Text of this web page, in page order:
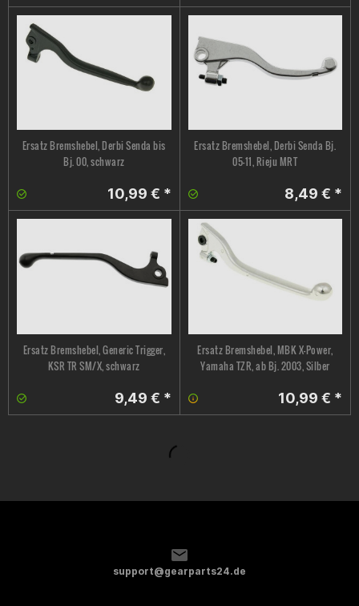
Ersatz Bremshebel, Derbi Senda bis
Bj. 00, schwarz
10,99 € *
Ersatz Bremshebel, Derbi Senda Bj.
05-11, Rieju MRT
8,49 € *
Ersatz Bremshebel, Generic Trigger,
KSR TR SM/X, schwarz
9,49 € *
Ersatz Bremshebel, MBK X-Power,
Yamaha TZR, ab Bj. 2003, Silber
10,99 € *
support@gearparts24.de